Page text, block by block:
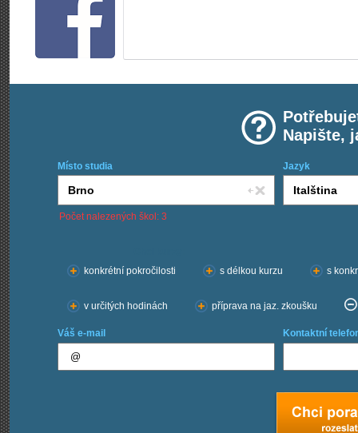
Napište,
Místo studia Jazyk
Počet nalezených škol: 3
konkrétní pokročilosti
s délkou kurzu s
v určitých hodinách příprava na jaz. zkoušku
Váš e-mail Kontaktní